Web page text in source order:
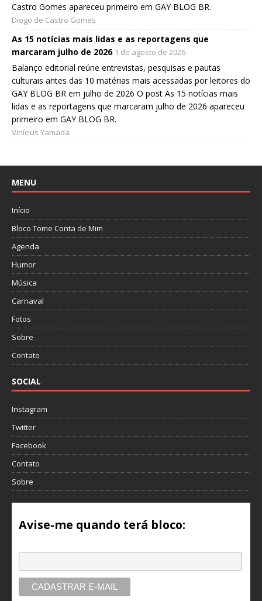
Castro Gomes apareceu primeiro em GAY BLOG BR.
Diogo de Castro Gomes
As 15 notícias mais lidas e as reportagens que
marcaram julho de 2026 1 de agosto de 2026
Balanço editorial reúne entrevistas, pesquisas e pautas
culturais antes das 10 matérias mais acessadas por leitores do
GAY BLOG BR em julho de 2026 O post As 15 notícias mais
lidas e as reportagens que marcaram julho de 2026 apareceu
primeiro em GAY BLOG BR.
Vinícius Yamada
MENU
Início
Bloco Tome Conta de Mim
Agenda
Humor
Música
Carnaval
Fotos
Sobre
Contato
SOCIAL
Instagram
Twitter
Facebook
Contato
Sobre
Avise-me quando terá bloco: